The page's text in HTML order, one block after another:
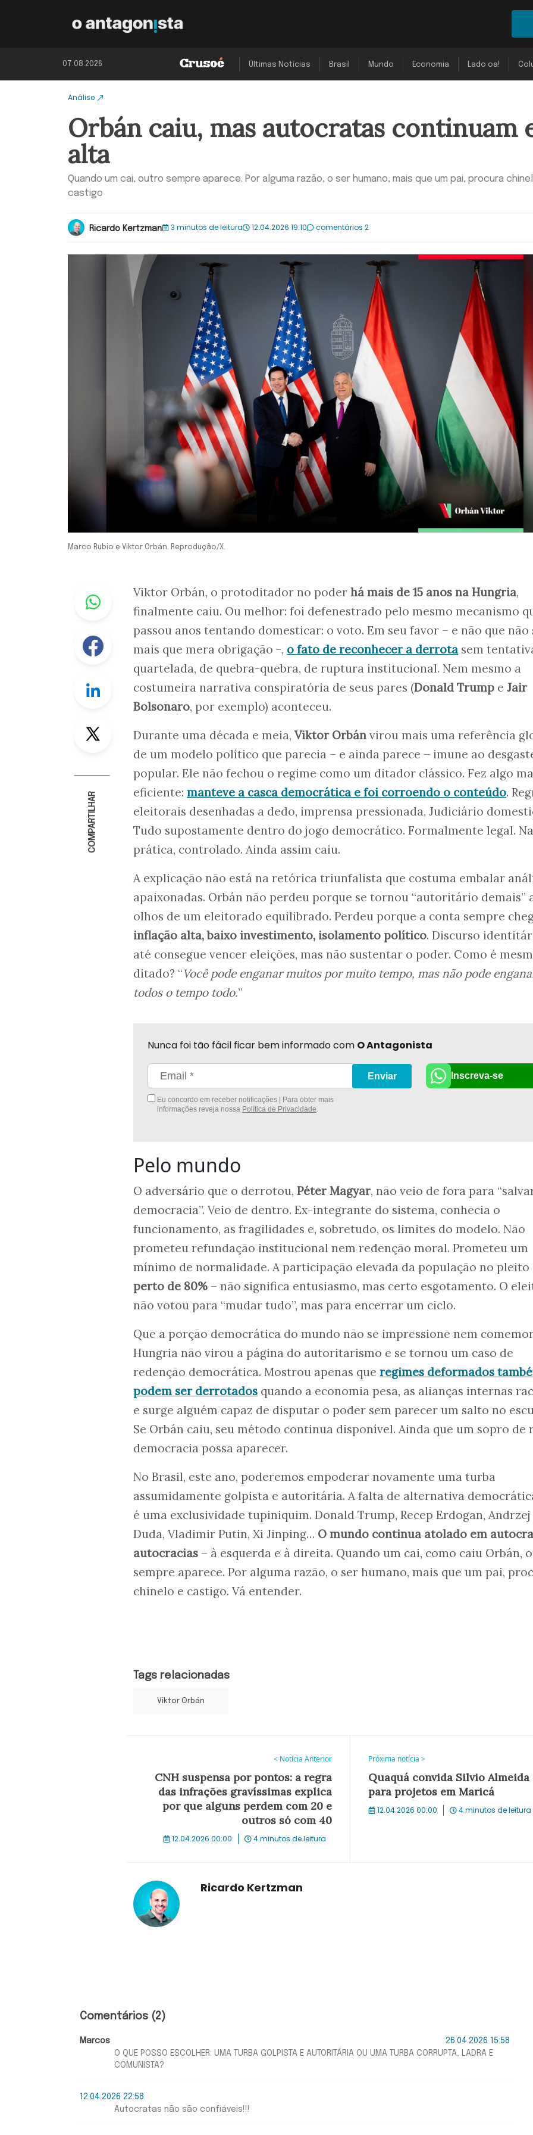
07.08.2026 Últimas Notícias Brasil Mundo Economia Lado oa!
Análise
Orbán caiu, mas autocratas continuam
alta
Quando um cai, outro sempre aparece. Por alguma razão, o ser humano, mais que um pai, procura
castigo
Ricardo Kertzman 3 minutos de leitura 12.04.2026 19:10 comentários 2
Marco Rubio e Viktor Orbán. Reprodução/X.
Whastapp
Facebook
Linkedin
COMPARTILHAR
Viktor Orbán, o protoditador no poder há mais de 15 anos na Hungria,
finalmente caiu. Ou melhor: foi defenestrado pelo mesmo mecanismo
passou anos tentando domesticar: o voto. Em seu favor – e não que não
mais que mera obrigação -, o fato de reconhecer a derrota sem
quartelada, de quebra-quebra, de ruptura institucional. Nem mesmo a
costumeira narrativa conspiratória de seus pares (Donald Trump e Jair
Bolsonaro, por exemplo) aconteceu.
Durante uma década e meia, Viktor Orbán virou mais uma referência
de um modelo político que parecia – e ainda parece – imune ao
popular. Ele não fechou o regime como um ditador clássico. Fez algo
eficiente: manteve a casca democrática e foi corroendo o conteúdo.
eleitorais desenhadas a dedo, imprensa pressionada, Judiciário
Tudo supostamente dentro do jogo democrático. Formalmente legal. Na
prática, controlado. Ainda assim caiu.
A explicação não está na retórica triunfalista que costuma embalar
apaixonadas. Orbán não perdeu porque se tornou “autoritário demais”
olhos de um eleitorado equilibrado. Perdeu porque a conta sempre
inflação alta, baixo investimento, isolamento político. Discurso
até consegue vencer eleições, mas não sustentar o poder. Como é
ditado? “Você pode enganar muitos por muito tempo, mas não pode
todos o tempo todo.”
Nunca foi tão fácil ficar bem informado com O Antagonista
Eu concordo em receber notificações | Para obter mais
informações reveja nossa Política de Privacidade.
Enviar Inscreva-se
Pelo mundo
O adversário que o derrotou, Péter Magyar, não veio de fora para
democracia”. Veio de dentro. Ex-integrante do sistema, conhecia o
funcionamento, as fragilidades e, sobretudo, os limites do modelo. Não
prometeu refundação institucional nem redenção moral. Prometeu um
mínimo de normalidade. A participação elevada da população no pleito
perto de 80% – não significa entusiasmo, mas certo esgotamento. O
não votou para “mudar tudo”, mas para encerrar um ciclo.
Que a porção democrática do mundo não se impressione nem
Hungria não virou a página do autoritarismo e se tornou um caso de
redenção democrática. Mostrou apenas que regimes deformados
podem ser derrotados quando a economia pesa, as alianças internas
e surge alguém capaz de disputar o poder sem parecer um salto no
Se Orbán caiu, seu método continua disponível. Ainda que um sopro de
democracia possa aparecer.
No Brasil, este ano, poderemos empoderar novamente uma turba
assumidamente golpista e autoritária. A falta de alternativa
é uma exclusividade tupiniquim. Donald Trump, Recep Erdogan, Andrzej
Duda, Vladimir Putin, Xi Jinping… O mundo continua atolado em
autocracias – à esquerda e à direita. Quando um cai, como caiu Orbán,
sempre aparece. Por alguma razão, o ser humano, mais que um pai,
chinelo e castigo. Vá entender.
Tags relacionadas
Viktor Orbán
< Notícia Anterior
CNH suspensa por pontos: a regra
das infrações gravíssimas explica
por que alguns perdem com 20 e
outros só com 40
12.04.2026 00:00 4 minutos de leitura
Próxima notícia >
Quaquá convida Silvio Almeida
para projetos em Maricá
12.04.2026 00:00 4 minutos de leitura
Ricardo Kertzman
Comentários (2)
Marcos
26.04.2026 15:58
O QUE POSSO ESCOLHER: UMA TURBA GOLPISTA E AUTORITÁRIA OU UMA TURBA CORRUPTA, LADRA E
COMUNISTA?
12.04.2026 22:58
Autocratas não são confiáveis!!!